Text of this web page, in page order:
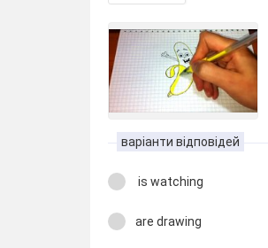
варіанти відповідей
is watching
are drawing